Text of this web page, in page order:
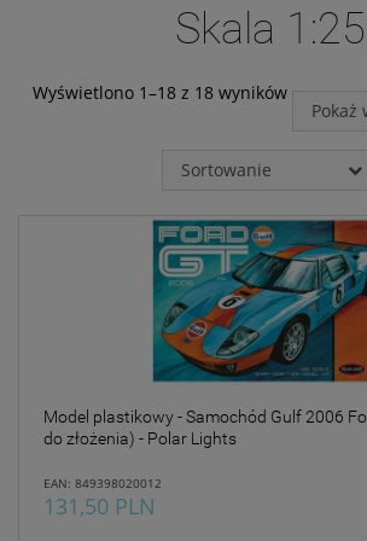
Skala 1:25
Wyświetlono 1–18 z 18 wyników
Pokaż
Sortowanie
Model plastikowy - Samochód Gulf 2006
do złożenia) - Polar Lights
EAN: 849398020012
131,50 PLN
uprawnienia.
GROUP sp. z o.o. związane
danych są ukierunkowane
na zagwarantowanie Ci
bezpieczeństwa oraz
legalności przetwarzania
poziomie odpowiednim
obowiązującego w Polsce
prawa ochrony danych
osobowych, w tym
Rozporządzenia
Europejskiego i Rady
2016/679 z dnia 27
2016 r. w sprawie ochrony
przetwarzaniem danych